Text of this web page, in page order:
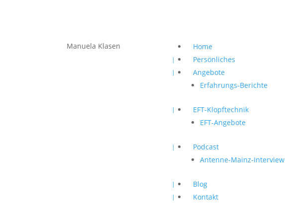
Manuela Klasen
Home
Persönliches
Angebote
Erfahrungs-Berichte
EFT-Klopftechnik
EFT-Angebote
Podcast
Antenne-Mainz-Interview
Blog
Kontakt